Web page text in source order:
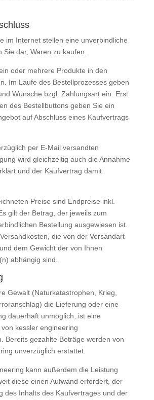
im Internet stellen eine unverbindliche
Sie dar, Waren zu kaufen.
oder mehrere Produkte in den
Im Laufe des Bestellprozesses geben
Wünsche bzgl. Zahlungsart ein. Erst
des Bestellbuttons geben Sie ein
auf Abschluss eines Kaufvertrags
per E-Mail versandten
wird gleichzeitig auch die Annahme
und der Kaufvertrag damit
Preise sind Endpreise inkl.
gilt der Betrag, der jeweils zum
Bestellung ausgewiesen ist.
die von der Versandart
dem Gewicht der von Ihnen
abhängig sind.
Gewalt (Naturkatastrophen, Krieg,
die Lieferung oder eine
dauerhaft unmöglich, ist eine
kessler engineering
Bereits gezahlte Beträge werden von
unverzüglich erstattet.
kann außerdem die Leistung
diese einen Aufwand erfordert, der
des Inhalts des Kaufvertrages und der